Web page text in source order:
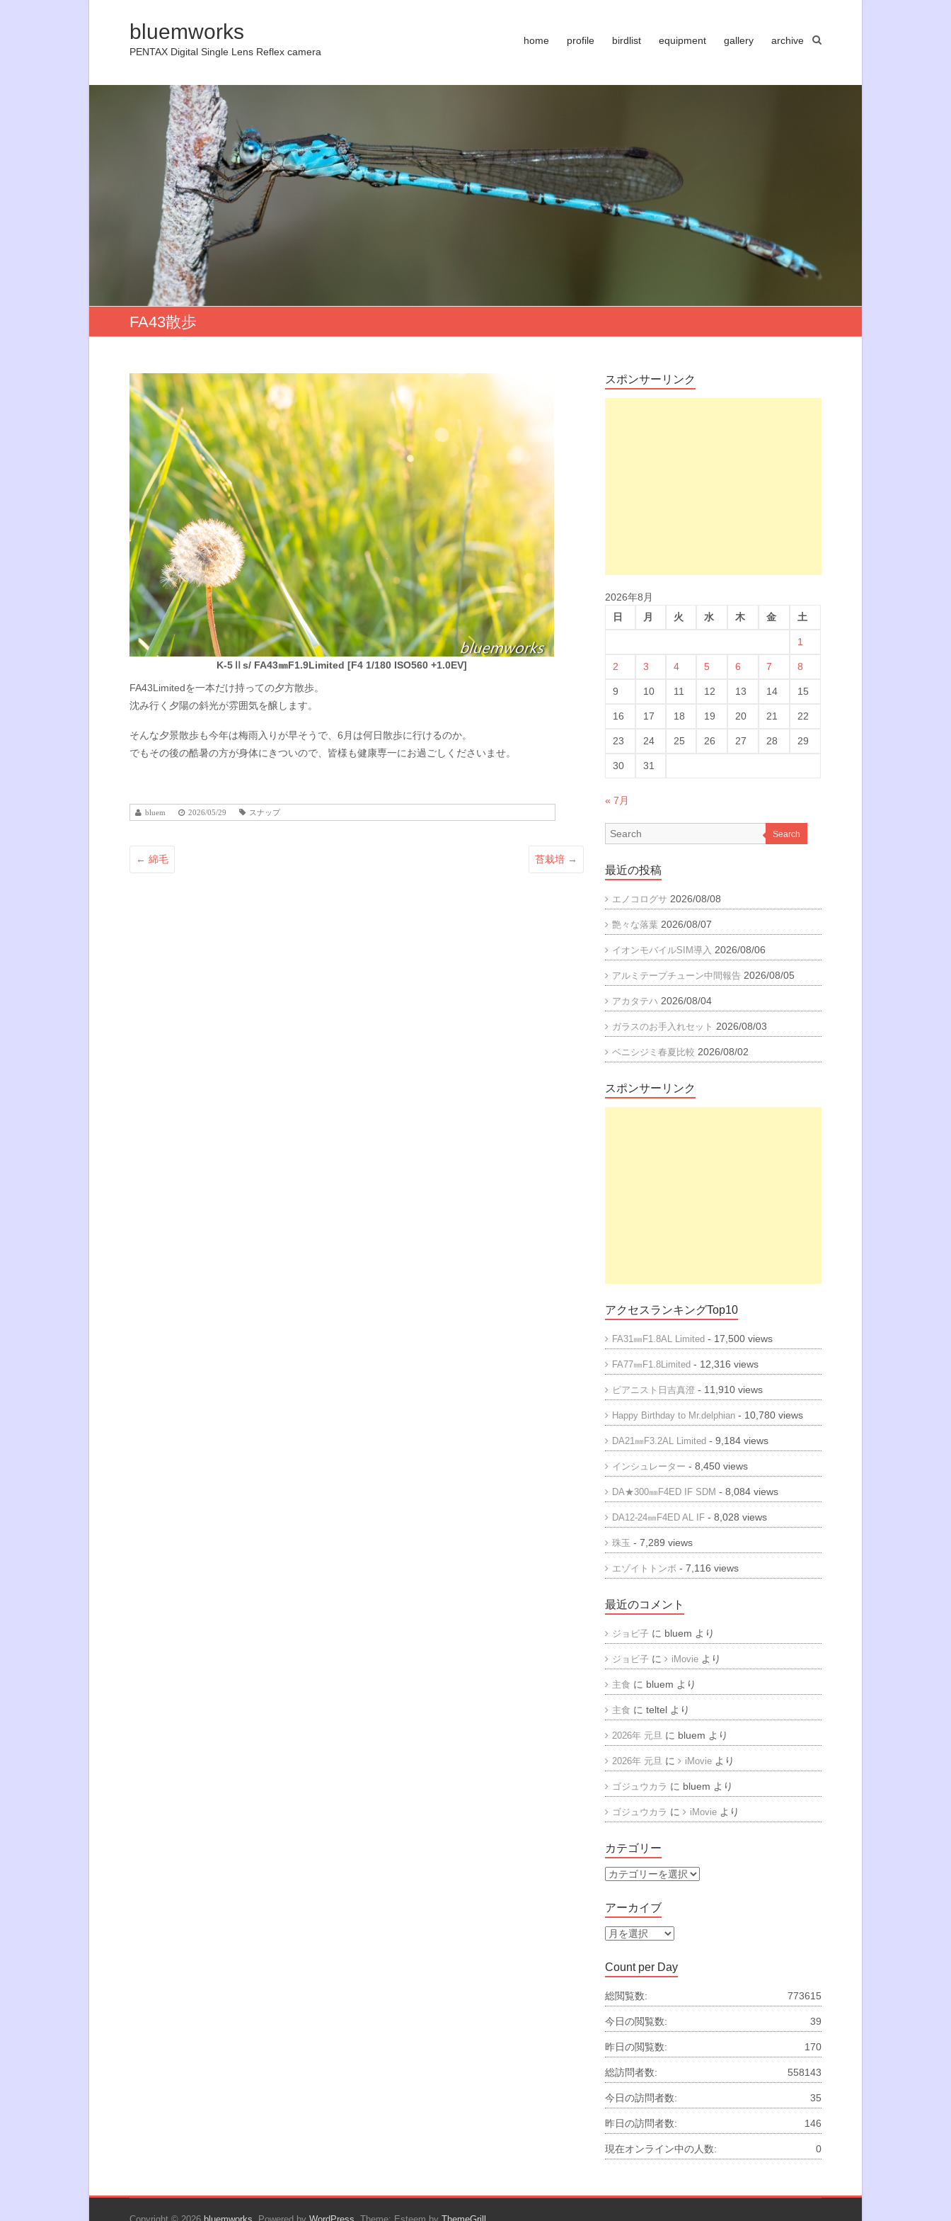
bluemworks
PENTAX Digital Single Lens Reflex camera
home profile birdlist equipment gallery archive
FA43散歩
K-5Ⅱs/ FA43㎜F1.9Limited [F4 1/180 ISO560 +1.0EV]
FA43Limitedを一本だけ持っての夕方散歩。
沈み行く夕陽の斜光が雰囲気を醸します。
そんな夕景散歩も今年は梅雨入りが早そうで、6月は何日散歩に行けるのか。
でもその後の酷暑の方が身体にきついので、皆様も健康専一にお過ごしくださいませ。
bluem 2026/05/29 スナップ
← 綿毛 苔栽培 →
スポンサーリンク
2026年8月
日
月 火 水 木 金 土
1
2 3 4 5 6 7 8
9 10 11 12 13 14 15
16 17 18 19 20 21 22
23 24 25 26 27 28 29
30 31
« 7月
Search
最近の投稿
エノコログサ 2026/08/08
艶々な落葉 2026/08/07
イオンモバイルSIM導入 2026/08/06
アルミテープチューン中間報告 2026/08/05
アカタテハ 2026/08/04
ガラスのお手入れセット 2026/08/03
ベニシジミ春夏比較 2026/08/02
スポンサーリンク
アクセスランキングTop10
FA31㎜F1.8AL Limited - 17,500 views
FA77㎜F1.8Limited - 12,316 views
ピアニスト日吉真澄 - 11,910 views
Happy Birthday to Mr.delphian - 10,780 views
DA21㎜F3.2AL Limited - 9,184 views
インシュレーター - 8,450 views
DA★300㎜F4ED IF SDM - 8,084 views
DA12-24㎜F4ED AL IF - 8,028 views
珠玉 - 7,289 views
エゾイトトンボ - 7,116 views
最近のコメント
ジョビ子 に bluem より
ジョビ子 に iMovie より
主食 に bluem より
主食 にteltel より
2026年 元旦 に bluem より
2026年 元旦 に iMovie より
ゴジュウカラ に bluem より
ゴジュウカラ に iMovie より
カテゴリー
カ
ゴ
リ
ー
アーカイブ
ア
カ
イ
ブ
Count per Day
773615
総閲覧数:
39
今日の閲覧数:
170
昨日の閲覧数:
558143
総訪問者数:
35
今日の訪問者数:
146
昨日の訪問者数:
0
現在オンライン中の人数: